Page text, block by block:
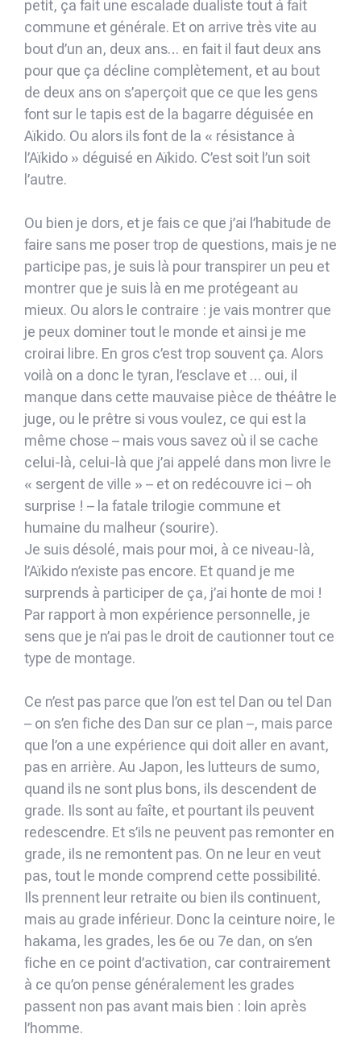
petit, ça fait une escalade dualiste tout à fait
commune et générale. Et on arrive très vite au
bout d’un an, deux ans… en fait il faut deux ans
pour que ça décline complètement, et au bout
de deux ans on s’aperçoit que ce que les gens
font sur le tapis est de la bagarre déguisée en
Aïkido. Ou alors ils font de la « résistance à
l’Aïkido » déguisé en Aïkido. C’est soit l’un soit
l’autre.
Ou bien je dors, et je fais ce que j’ai l’habitude de
faire sans me poser trop de questions, mais je ne
participe pas, je suis là pour transpirer un peu et
montrer que je suis là en me protégeant au
mieux. Ou alors le contraire : je vais montrer que
je peux dominer tout le monde et ainsi je me
croirai libre. En gros c’est trop souvent ça. Alors
voilà on a donc le tyran, l’esclave et … oui, il
manque dans cette mauvaise pièce de théâtre le
juge, ou le prêtre si vous voulez, ce qui est la
même chose – mais vous savez où il se cache
celui-là, celui-là que j’ai appelé dans mon livre le
« sergent de ville » – et on redécouvre ici – oh
surprise ! – la fatale trilogie commune et
humaine du malheur (sourire).
Je suis désolé, mais pour moi, à ce niveau-là,
l’Aïkido n’existe pas encore. Et quand je me
surprends à participer de ça, j’ai honte de moi !
Par rapport à mon expérience personnelle, je
sens que je n’ai pas le droit de cautionner tout ce
type de montage.
Ce n’est pas parce que l’on est tel Dan ou tel Dan
– on s’en fiche des Dan sur ce plan –, mais parce
que l’on a une expérience qui doit aller en avant,
pas en arrière. Au Japon, les lutteurs de sumo,
quand ils ne sont plus bons, ils descendent de
grade. Ils sont au faîte, et pourtant ils peuvent
redescendre. Et s’ils ne peuvent pas remonter en
grade, ils ne remontent pas. On ne leur en veut
pas, tout le monde comprend cette possibilité.
Ils prennent leur retraite ou bien ils continuent,
mais au grade inférieur. Donc la ceinture noire, le
hakama, les grades, les 6e ou 7e dan, on s’en
fiche en ce point d’activation, car contrairement
à ce qu’on pense généralement les grades
passent non pas avant mais bien : loin après
l’homme.